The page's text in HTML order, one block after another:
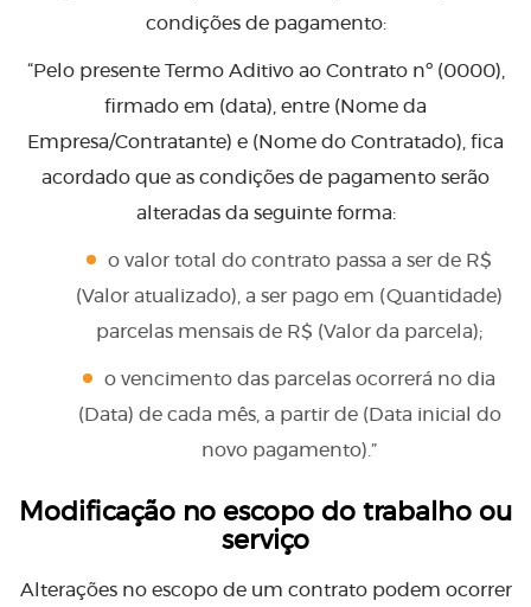
condições de pagamento:
“Pelo presente Termo Aditivo ao Contrato nº (0000),
firmado em (data), entre (Nome da
Empresa/Contratante) e (Nome do Contratado), fica
acordado que as condições de pagamento serão
alteradas da seguinte forma:
o valor total do contrato passa a ser de R$
(Valor atualizado), a ser pago em (Quantidade)
parcelas mensais de R$ (Valor da parcela);
o vencimento das parcelas ocorrerá no dia
(Data) de cada mês, a partir de (Data inicial do
novo pagamento).”
Modificação no escopo do trabalho ou
serviço
Alterações no escopo de um contrato podem ocorrer